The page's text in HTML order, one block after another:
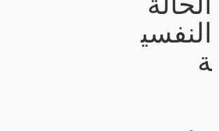
النفسي
ة